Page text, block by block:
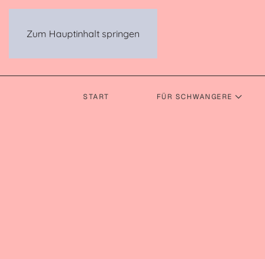
Zum Hauptinhalt springen
START FÜR SCHWANGERE